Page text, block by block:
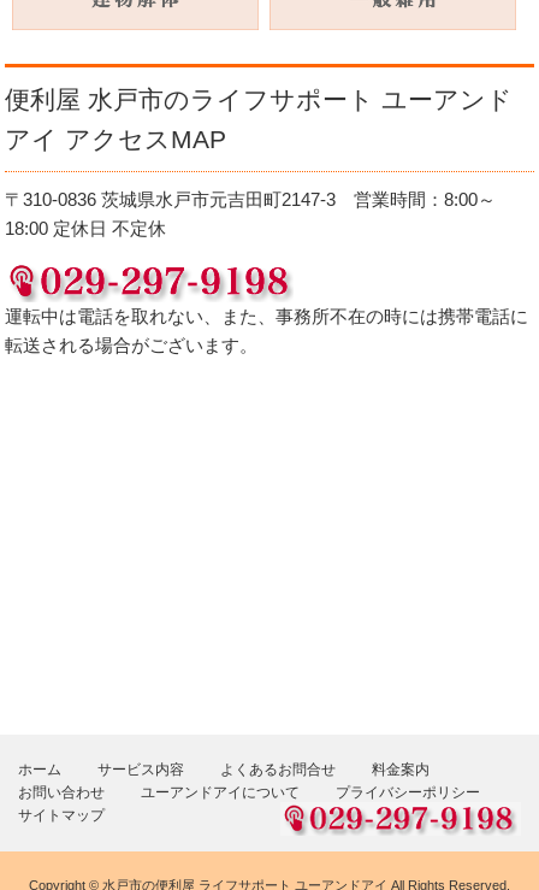
便利屋 水戸市のライフサポート ユーアンド
アイ アクセスMAP
〒310-0836 茨城県水戸市元吉田町2147-3 営業時間：8:00～
18:00 定休日 不定休
運転中は電話を取れない、また、事務所不在の時には携帯電話に
転送される場合がございます。
ホーム サービス内容 よくあるお問合せ
料金案内
お問い合わせ
ユーアンドアイについて
プライバシーポリシー
サイトマップ
Copyright © 水戸市の便利屋 ライフサポート ユーアンドアイ All Rights Reserved.